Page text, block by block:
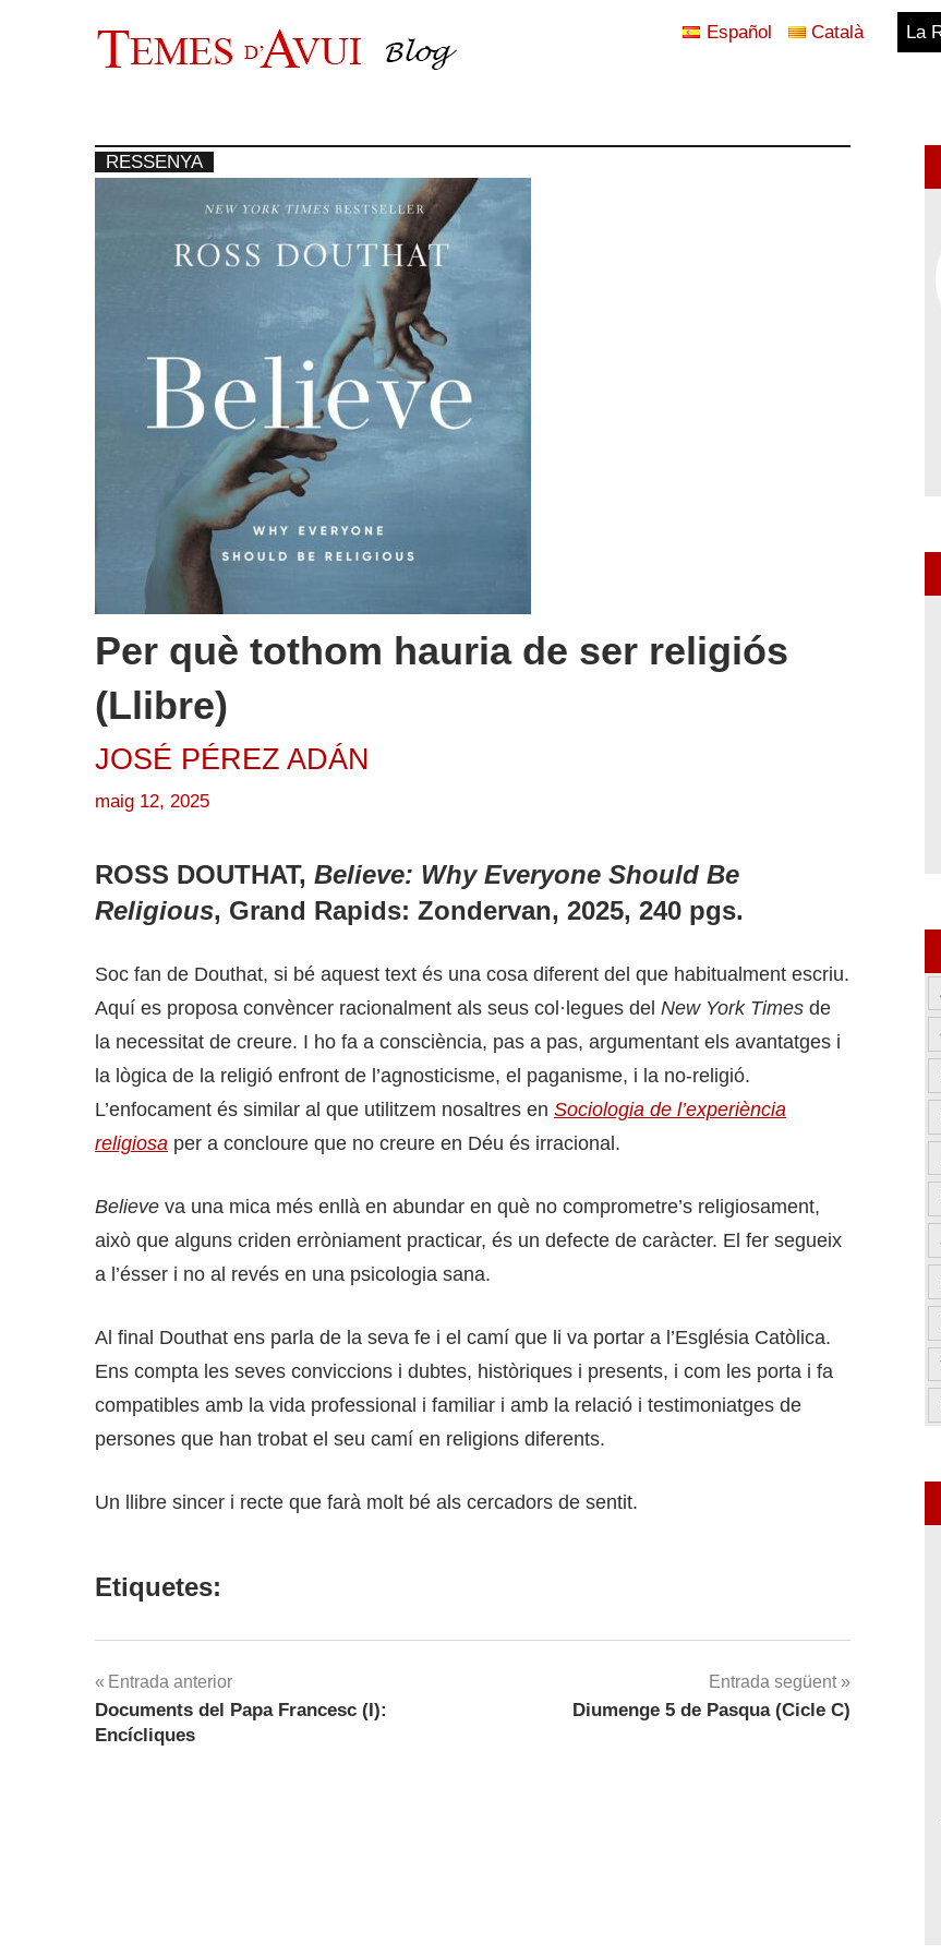
al
d'Avui
Español Català La
RESSENYA
Per què tothom hauria de ser religiós
(Llibre)
JOSÉ PÉREZ ADÁN
maig 12, 2025
ROSS DOUTHAT, Believe: Why Everyone Should Be
Religious, Grand Rapids: Zondervan, 2025, 240 pgs.
Soc fan de Douthat, si bé aquest text és una cosa diferent del que habitualment escriu.
Aquí es proposa convèncer racionalment als seus col·legues del New York Times de
la necessitat de creure. I ho fa a consciència, pas a pas, argumentant els avantatges i
la lògica de la religió enfront de l’agnosticisme, el paganisme, i la no-religió.
L’enfocament és similar al que utilitzem nosaltres en Sociologia de l’experiència
religiosa per a concloure que no creure en Déu és irracional.
Believe va una mica més enllà en abundar en què no comprometre’s religiosament,
això que alguns criden erròniament practicar, és un defecte de caràcter. El fer segueix
a l’ésser i no al revés en una psicologia sana.
Al final Douthat ens parla de la seva fe i el camí que li va portar a l’Església Catòlica.
Ens compta les seves conviccions i dubtes, històriques i presents, i com les porta i fa
compatibles amb la vida professional i familiar i amb la relació i testimoniatges de
persones que han trobat el seu camí en religions diferents.
Un llibre sincer i recte que farà molt bé als cercadors de sentit.
Etiquetes:
Navegació
d'entrades
Entrada anterior
Documents del Papa Francesc (I):
Encícliques
Entrada següent
Diumenge 5 de Pasqua (Cicle C)